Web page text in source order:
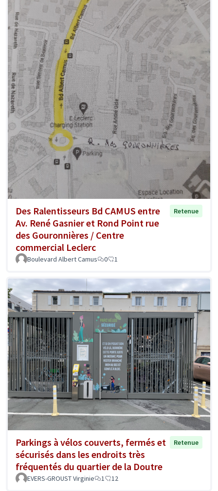
Des Ralentisseurs Bd CAMUS entre
Av. René Gasnier et Rond Point rue
des Gouronnières / Centre
commercial Leclerc
Retenue
Boulevard Albert Camus 0 1
Parkings à vélos couverts, fermés et
sécurisés dans les endroits très
fréquentés du quartier de la Doutre
Retenue
EVERS-GROUST Virginie 1 12